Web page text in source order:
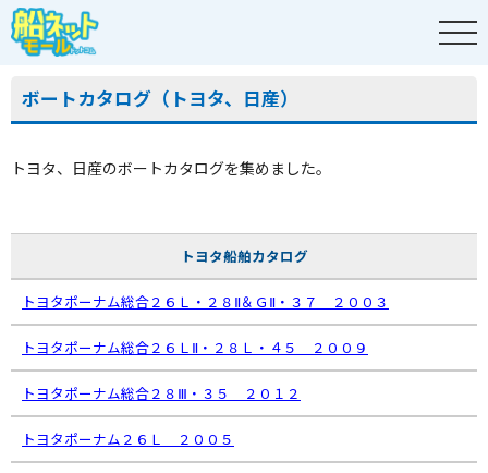
ボートカタログ（トヨタ、日産）
トヨタ、日産のボートカタログを集めました。
トヨタ船舶カタログ
トヨタポーナム総合２６Ｌ・２８Ⅱ＆ＧⅡ・３７ ２００３
トヨタポーナム総合２６ＬⅡ・２８Ｌ・４５ ２００９
トヨタポーナム総合２８Ⅲ・３５ ２０１２
トヨタポーナム２６Ｌ ２００５